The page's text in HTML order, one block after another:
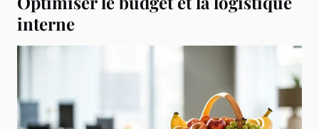
interne